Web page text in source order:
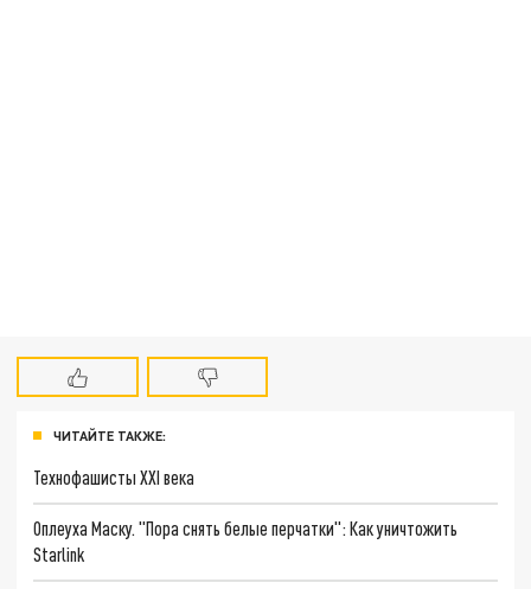
ЧИТАЙТЕ ТАКЖЕ:
Технофашисты XXI века
Оплеуха Маску. "Пора снять белые перчатки": Как уничтожить
Starlink